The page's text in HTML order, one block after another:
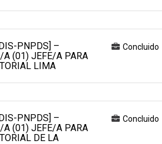
PNPDS] –
A (01) JEFE/A PARA
LIMA
Concluido
PNPDS] –
A (01) JEFE/A PARA
DE LA
Concluido